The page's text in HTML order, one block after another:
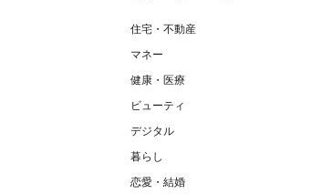
住宅・不動産
マネー
健康・医療
ビューティ
デジタル
暮らし
恋愛・結婚